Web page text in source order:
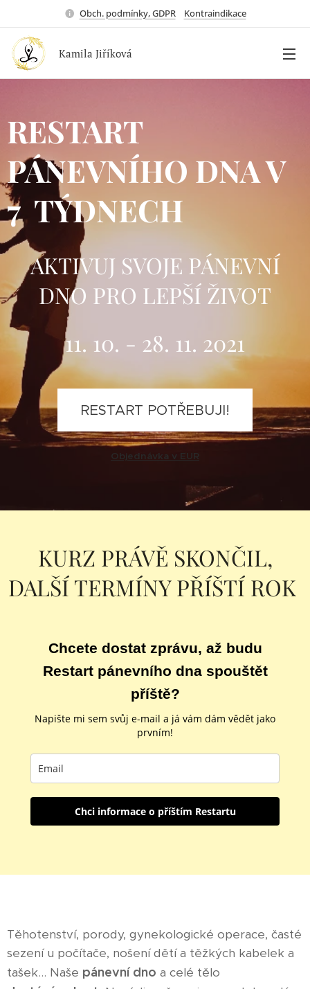
Obch. podmínky, GDPR Kontraindikace
Kamila Jiříková
RESTART
PÁNEVNÍHO DNA V
7 TÝDNECH
AKTIVUJ SVOJE PÁNEVNÍ
DNO PRO LEPŠÍ ŽIVOT
11. 10. - 28. 11. 2021
RESTART POTŘEBUJI!
Objednávka v EUR
KURZ PRÁVĚ SKONČIL,
DALŠÍ TERMÍNY PŘÍŠTÍ ROK
Chcete dostat zprávu, až budu
Restart pánevního dna spouštět
příště?
Napište mi sem svůj e-mail a já vám dám vědět jako
prvním!
Chci informace o příštím Restartu
Těhotenství, porody, gynekologické operace, časté
sezení u počítače, nošení dětí a těžkých kabelek a
tašek... Naše pánevní dno a celé tělo